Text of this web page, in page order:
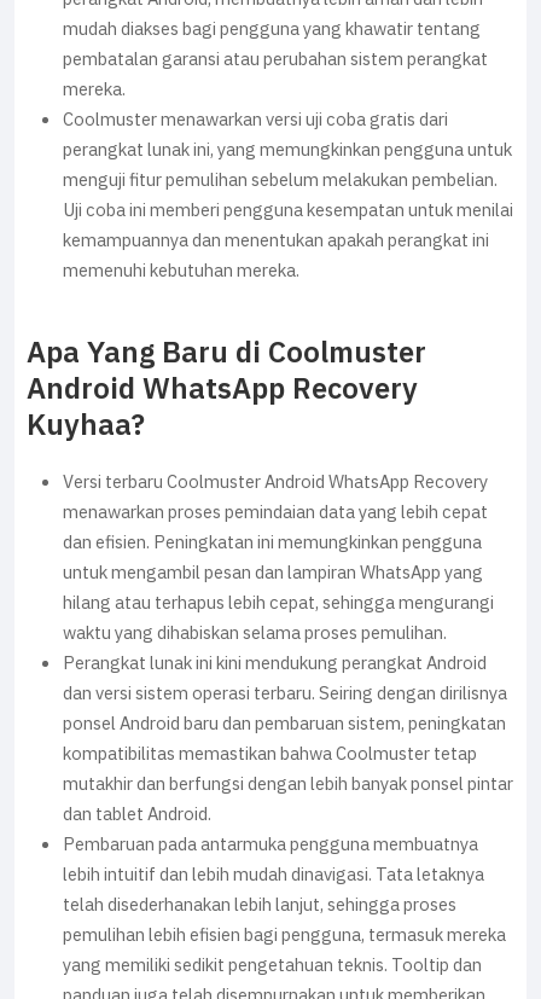
mudah diakses bagi pengguna yang khawatir tentang
pembatalan garansi atau perubahan sistem perangkat
mereka.
Coolmuster menawarkan versi uji coba gratis dari
perangkat lunak ini, yang memungkinkan pengguna untuk
menguji fitur pemulihan sebelum melakukan pembelian.
Uji coba ini memberi pengguna kesempatan untuk menilai
kemampuannya dan menentukan apakah perangkat ini
memenuhi kebutuhan mereka.
Apa Yang Baru di Coolmuster
Android WhatsApp Recovery
Kuyhaa?
Versi terbaru Coolmuster Android WhatsApp Recovery
menawarkan proses pemindaian data yang lebih cepat
dan efisien. Peningkatan ini memungkinkan pengguna
untuk mengambil pesan dan lampiran WhatsApp yang
hilang atau terhapus lebih cepat, sehingga mengurangi
waktu yang dihabiskan selama proses pemulihan.
Perangkat lunak ini kini mendukung perangkat Android
dan versi sistem operasi terbaru. Seiring dengan dirilisnya
ponsel Android baru dan pembaruan sistem, peningkatan
kompatibilitas memastikan bahwa Coolmuster tetap
mutakhir dan berfungsi dengan lebih banyak ponsel pintar
dan tablet Android.
Pembaruan pada antarmuka pengguna membuatnya
lebih intuitif dan lebih mudah dinavigasi. Tata letaknya
telah disederhanakan lebih lanjut, sehingga proses
pemulihan lebih efisien bagi pengguna, termasuk mereka
yang memiliki sedikit pengetahuan teknis. Tooltip dan